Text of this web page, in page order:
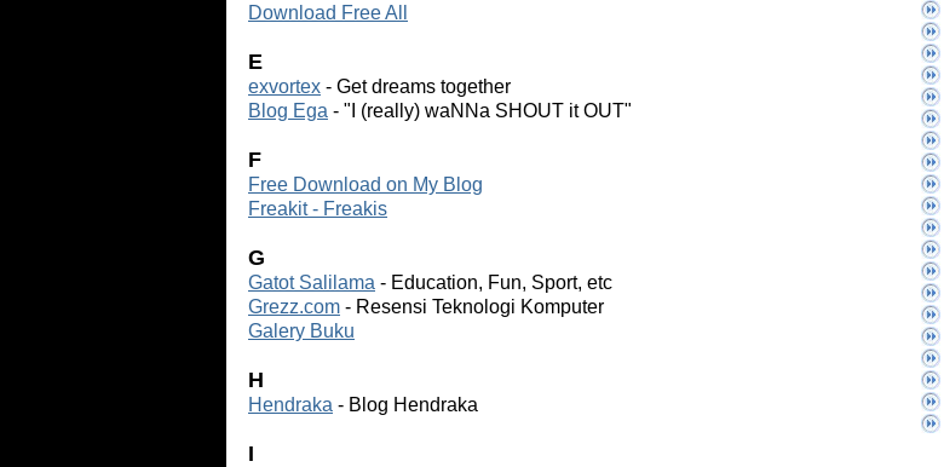
Download Free All
E
exvortex - Get dreams together
Blog Ega - "I (really) waNNa SHOUT it OUT"
F
Free Download on My Blog
Freakit - Freakis
G
Gatot Salilama - Education, Fun, Sport, etc
Grezz.com - Resensi Teknologi Komputer
Galery Buku
H
Hendraka - Blog Hendraka
I